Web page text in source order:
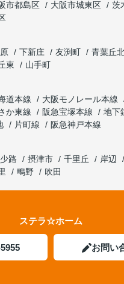
市都島区 大阪市城東区
茨
下新庄 友渕町 青葉丘
東
山手町
道本線
大阪モノレール本線
か東線 阪急宝塚本線
地下
片町線
阪急神戸本線
少路 摂津市 千里丘
岸辺
鴫野 吹田
ステラ☆ホーム
お問い